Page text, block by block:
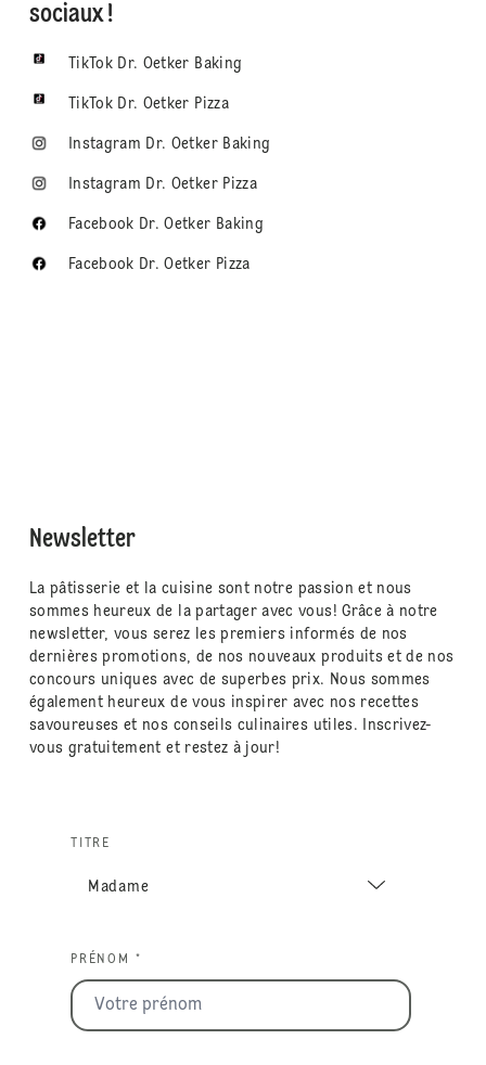
sociaux !
TikTok Dr. Oetker Baking
TikTok Dr. Oetker Pizza
Instagram Dr. Oetker Baking
Instagram Dr. Oetker Pizza
Facebook Dr. Oetker Baking
Facebook Dr. Oetker Pizza
Newsletter
La pâtisserie et la cuisine sont notre passion et nous
sommes heureux de la partager avec vous! Grâce à notre
newsletter, vous serez les premiers informés de nos
dernières promotions, de nos nouveaux produits et de nos
concours uniques avec de superbes prix. Nous sommes
également heureux de vous inspirer avec nos recettes
savoureuses et nos conseils culinaires utiles. Inscrivez-
vous gratuitement et restez à jour!
TITRE
PRÉNOM *